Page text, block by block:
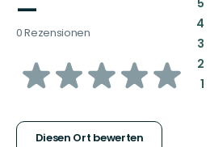
—
0 Rezensionen
von
Diesen Ort bewerten
5
4:
3:
2:
1: